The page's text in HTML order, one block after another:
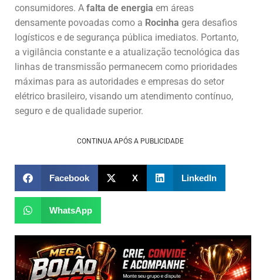
consumidores. A falta de energia em áreas
densamente povoadas como a Rocinha gera desafios
logísticos e de segurança pública imediatos. Portanto,
a vigilância constante e a atualização tecnológica das
linhas de transmissão permanecem como prioridades
máximas para as autoridades e empresas do setor
elétrico brasileiro, visando um atendimento contínuo,
seguro e de qualidade superior.
CONTINUA APÓS A PUBLICIDADE
Facebook X LinkedIn
WhatsApp